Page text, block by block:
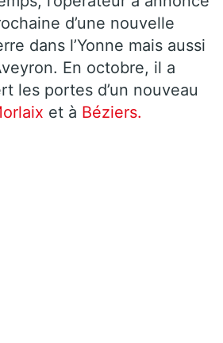
d’une nouvelle
dans l’Yonne mais aussi
En octobre, il a
les portes d’un nouveau
et à Béziers.